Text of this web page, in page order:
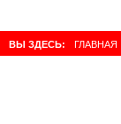
ВЫ ЗДЕСЬ: ГЛАВНАЯ